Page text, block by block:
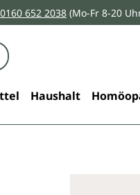
0160 652 2038 (Mo-Fr 8-20
Haushalt